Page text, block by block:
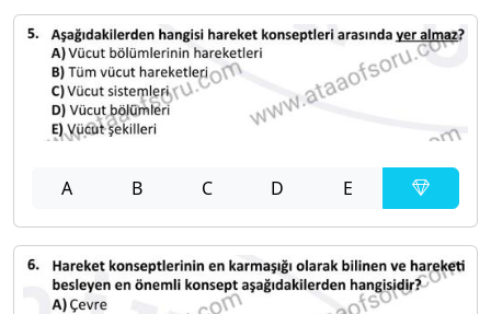
A B C D E